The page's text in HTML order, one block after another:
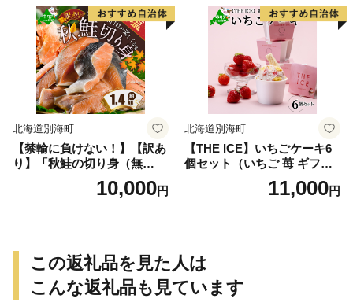
牛肉 焼肉 ふるさと納税）（
肉 牛肉 北海道産肉 北海道産
牛肉 道産肉 道産牛肉 肉ギフ
ト 牛肉ギフト 肉セット 牛肉
セット 肉お取り寄せ 牛肉お
取り寄せ 肉送料無料 牛肉送
料無料 焼肉 牛肉 焼肉 和牛
焼肉 焼肉用 ボリューム肉 ）
北海道別海町
【禁輸に負けない！】【訳あ
り】「秋鮭の切り身（無
塩）」1.4kg（ 鮭 秋鮭 シャ
ケ 秋シャケ 北海道産鮭 北海
地場産鮭 地場産秋鮭 ふるさ
と納税 訳あり 訳あり鮭 訳あ
りシャケ 訳あり秋鮭 訳あり
切り身 訳あり 切身）
10,000円
北海道別海町
【THE ICE】いちごケーキ6
個セット（いちご 苺 ギフト
ふるさと納税 高評価 アイス I
CE 生乳 別海町産 北海道 ア
と納税 ジェラート）
11,000円
この返礼品を見た人は
こんな返礼品も見ています